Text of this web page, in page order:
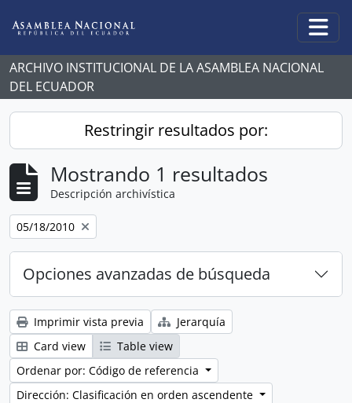
ARCHIVO INSTITUCIONAL DE LA ASAMBLEA NACIONAL
DEL ECUADOR
Restringir resultados por:
Mostrando 1 resultados
Descripción archivística
Remove filter:
05/18/2010
Opciones avanzadas de búsqueda
Imprimir vista previa
Jerarquía
Card view
Table view
Ordenar por: Código de referencia
Dirección: Clasificación en orden ascendente